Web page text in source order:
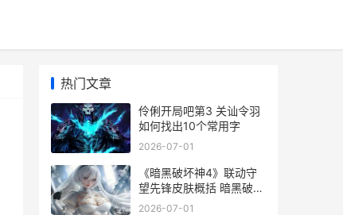
热门文章
伶俐开局吧第3 关讪令羽
如何找出10个常用字
2026-07-01
《暗黑破坏神4》联动守
望先锋皮肤概括 暗黑破坏
神4 14赛季
2026-07-01